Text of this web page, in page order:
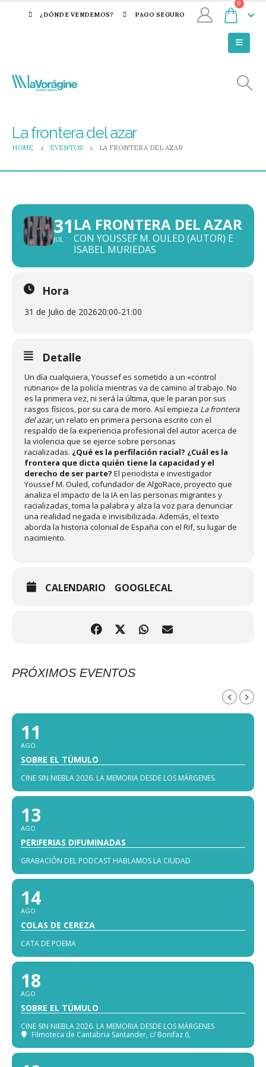
¿DÓNDE VENDEMOS? PAGO SEGURO
0
La frontera del azar
HOME EVENTOS LA FRONTERA DEL AZAR
31
JUL
LA FRONTERA DEL AZAR
CON YOUSSEF M. OULED (AUTOR) E
ISABEL MURIEDAS
Hora
31 de Julio de 202620:00-21:00
Detalle
Un día cualquiera, Youssef es sometido a un «control
rutinario» de la policía mientras va de camino al trabajo. No
es la primera vez, ni será la última, que le paran por sus
rasgos físicos, por su cara de moro. Así empieza La frontera
del azar, un relato en primera persona escrito con el
respaldo de la experiencia profesional del autor acerca de
la violencia que se ejerce sobre personas
racializadas. ¿Qué es la perfilación racial? ¿Cuál es la
frontera que dicta quién tiene la capacidad y el
derecho de ser parte? El periodista e investigador
Youssef M. Ouled, cofundador de AlgoRace, proyecto que
analiza el impacto de la IA en las personas migrantes y
racializadas, toma la palabra y alza la voz para denunciar
una realidad negada e invisibilizada. Además, el texto
aborda la historia colonial de España con el Rif, su lugar de
nacimiento.
CALENDARIO GOOGLECAL
PRÓXIMOS EVENTOS
11
AGO
SOBRE EL TÚMULO
CINE SIN NIEBLA 2026. LA MEMORIA DESDE LOS MÁRGENES.
13
AGO
PERIFERIAS DIFUMINADAS
GRABACIÓN DEL PODCAST HABLAMOS LA CIUDAD
14
AGO
COLAS DE CEREZA
CATA DE POEMA
18
AGO
SOBRE EL TÚMULO
CINE SIN NIEBLA 2026. LA MEMORIA DESDE LOS MÁRGENES
Filmoteca de Cantabria Santander, c/ Bonifaz 6,